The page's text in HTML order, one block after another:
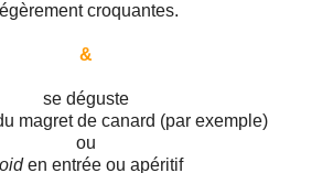
légèrement croquantes.
&
se déguste
magret de canard (par exemple)
ou
en entrée ou apéritif